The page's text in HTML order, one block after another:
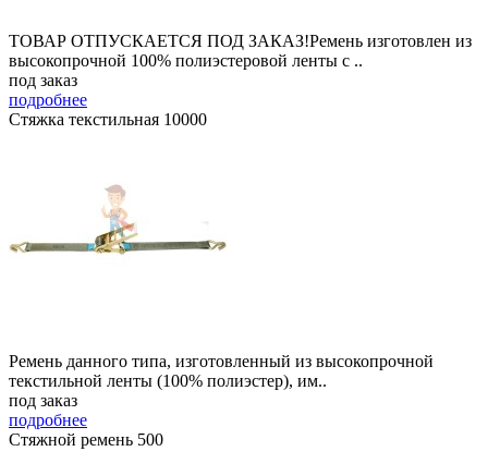
ТОВАР ОТПУСКАЕТСЯ ПОД ЗАКАЗ!Ремень изготовлен из
высокопрочной 100% полиэстеровой ленты с ..
под заказ
подробнее
Стяжка текстильная 10000
Ремень данного типа, изготовленный из высокопрочной
текстильной ленты (100% полиэстер), им..
под заказ
подробнее
Стяжной ремень 500